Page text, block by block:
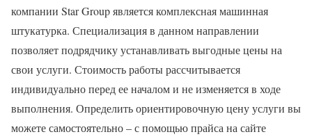
компании Star Group является комплексная машинная
штукатурка. Специализация в данном направлении
позволяет подрядчику устанавливать выгодные цены на
свои услуги. Стоимость работы рассчитывается
индивидуально перед ее началом и не изменяется в ходе
выполнения. Определить ориентировочную цену услуги вы
можете самостоятельно – с помощью прайса на сайте